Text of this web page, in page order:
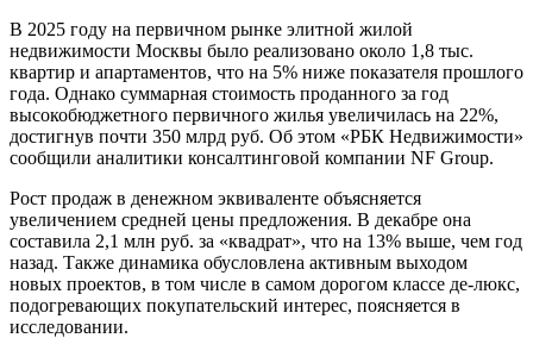
В 2025 году на первичном рынке элитной жилой
недвижимости Москвы было реализовано около 1,8 тыс.
квартир и апартаментов, что на 5% ниже показателя прошлого
года. Однако суммарная стоимость проданного за год
высокобюджетного первичного жилья увеличилась на 22%,
достигнув почти 350 млрд руб. Об этом «РБК Недвижимости»
сообщили аналитики консалтинговой компании NF Group.
Рост продаж в денежном эквиваленте объясняется
увеличением средней цены предложения. В декабре она
составила 2,1 млн руб. за «квадрат», что на 13% выше, чем год
назад. Также динамика обусловлена активным выходом
новых проектов, в том числе в самом дорогом классе де-люкс,
подогревающих покупательский интерес, поясняется в
исследовании.